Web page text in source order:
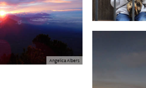
Angelica Albers